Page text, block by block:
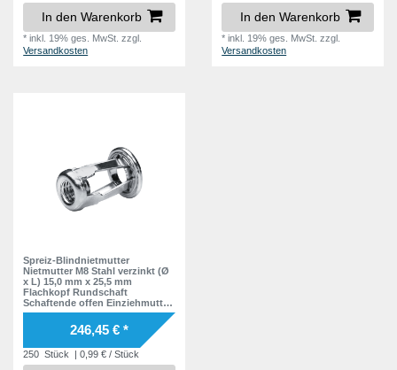
In den Warenkorb
*inkl. 19% ges. MwSt. zzgl.
Versandkosten
In den Warenkorb
*inkl. 19% ges. MwSt. zzgl.
Versandkosten
Spreiz-Blindnietmutter
Nietmutter M8 Stahl verzinkt (Ø
x L) 15,0 mm x 25,5 mm
Flachkopf Rundschaft
Schaftende offen Einziehmutter
Einnietmuttern - GO-FOUR
246,45 € *
250 Stück | 0,99 € / Stück